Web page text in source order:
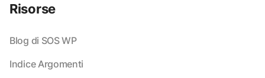
Risorse
Blog di SOS WP
Indice Argomenti